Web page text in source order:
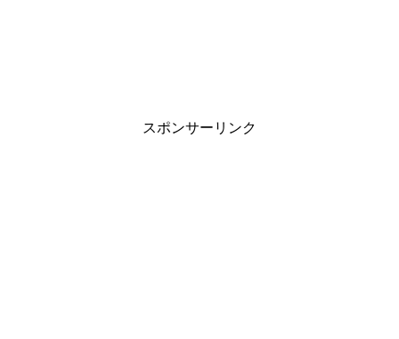
スポンサーリンク